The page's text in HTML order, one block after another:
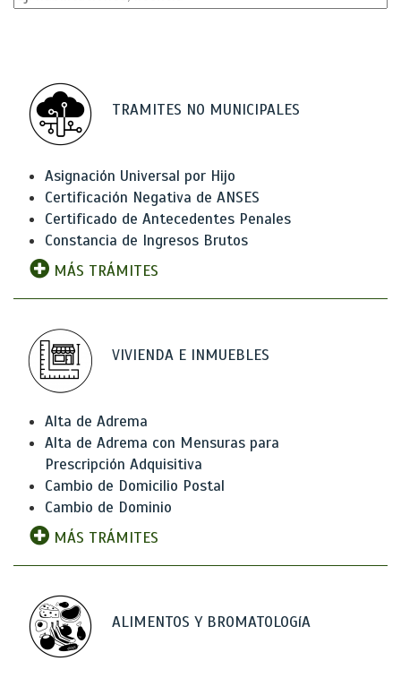
TRAMITES NO MUNICIPALES
Asignación Universal por Hijo
Certificación Negativa de ANSES
Certificado de Antecedentes Penales
Constancia de Ingresos Brutos
MÁS TRÁMITES
VIVIENDA E INMUEBLES
Alta de Adrema
Alta de Adrema con Mensuras para
Prescripción Adquisitiva
Cambio de Domicilio Postal
Cambio de Dominio
MÁS TRÁMITES
ALIMENTOS Y BROMATOLOGíA